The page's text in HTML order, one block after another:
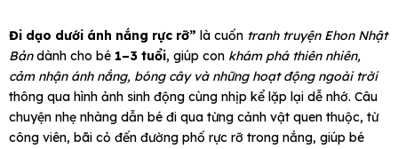
Đi dạo dưới ánh nắng rực rỡ” là cuốn tranh truyện Ehon Nhật
Bảndành cho bé 1–3 tuổi, giúp con khám phá thiên nhiên,
cảm nhận ánh nắng, bóng cây và những hoạt động ngoài trời
thông qua hình ảnh sinh động cùng nhịp kể lặp lại dễ nhớ. Câu
chuyện nhẹ nhàng dẫn bé đi qua từng cảnh vật quen thuộc, từ
công viên, bãi cỏ đến đường phố rực rỡ trong nắng, giúp bé